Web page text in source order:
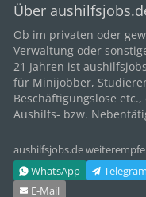
Über
Ob im privaten oder
Verwaltung oder
21 Jahren ist
für Minijobber,
Beschäftigungslose
Aushilfs- bzw.
aushilfsjobs.de
WhatsApp
Telegram
E‑Mail